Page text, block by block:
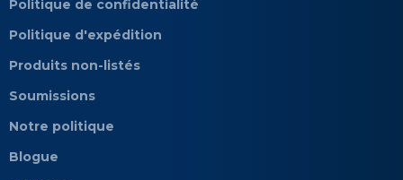
Politique de confidentialité
Politique d'expédition
Produits non-listés
Soumissions
Notre politique
Blogue